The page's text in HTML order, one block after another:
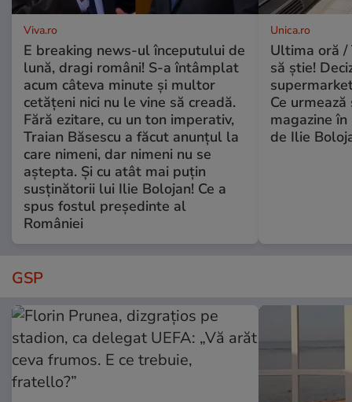
Viva.ro
E breaking news-ul începutului de
lună, dragi români! S-a întâmplat
acum câteva minute și multor
cetățeni nici nu le vine să creadă.
Fără ezitare, cu un ton imperativ,
Traian Băsescu a făcut anunțul la
care nimeni, dar nimeni nu se
aștepta. Și cu atât mai puțin
susținătorii lui Ilie Bolojan! Ce a
spus fostul președinte al
României
Unica.ro
Ultima oră /
să știe!
Ce
magazine
de Ilie
GSP